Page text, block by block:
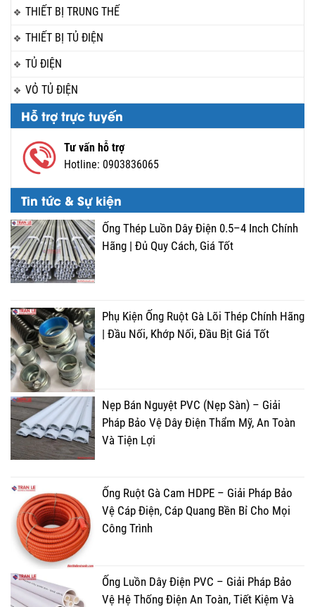
THIẾT BỊ TRUNG THẾ
THIẾT BỊ TỦ ĐIỆN
TỦ ĐIỆN
VỎ TỦ ĐIỆN
Hỗ trợ trực tuyến
Tư vấn hỗ trợ
Hotline: 0903836065
Tin tức & Sự kiện
Ống Thép Luồn Dây Điện 0.5–4 Inch Chính
Hãng | Đủ Quy Cách, Giá Tốt
Phụ Kiện Ống Ruột Gà Lõi Thép Chính Hãng
| Đầu Nối, Khớp Nối, Đầu Bịt Giá Tốt
Nẹp Bán Nguyệt PVC (Nẹp Sàn) – Giải
Pháp Bảo Vệ Dây Điện Thẩm Mỹ, An Toàn
Và Tiện Lợi
Ống Ruột Gà Cam HDPE – Giải Pháp Bảo
Vệ Cáp Điện, Cáp Quang Bền Bỉ Cho Mọi
Công Trình
Ống Luồn Dây Điện PVC – Giải Pháp Bảo
Vệ Hệ Thống Điện An Toàn, Tiết Kiệm Và